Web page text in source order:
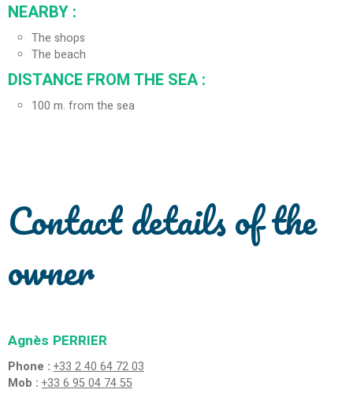
NEARBY :
The shops
The beach
DISTANCE FROM THE SEA :
100 m. from the sea
Contact details of the
owner
Agnès PERRIER
Phone : +33 2 40 64 72 03
Mob : +33 6 95 04 74 55